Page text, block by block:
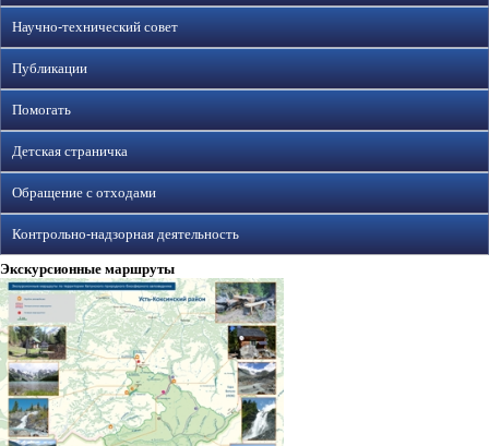
Научно-технический совет
Публикации
Помогать
Детская страничка
Обращение с отходами
Контрольно-надзорная деятельность
Экскурсионные маршруты